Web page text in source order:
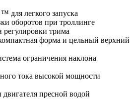
для легкого запуска
оборотов при троллинге
трима
форма и цельный верхний
ограничения наклона
тока высокой мощности
пресной водой